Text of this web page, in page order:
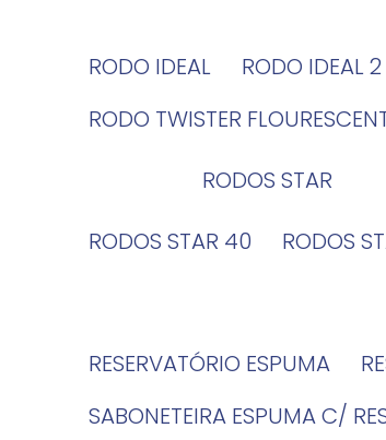
RODO IDEAL
RODO IDEAL 2
RODO TWISTER
RODOS STAR
RODOS STAR 40
RODOS
RESERVATÓRIO ESPUMA
SABONETEIRA ESPUMA C/